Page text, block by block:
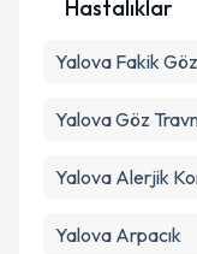
Hastalıklar
Yalova Fakik
Yalova Göz
Yalova Alerjik
Yalova Arpacık